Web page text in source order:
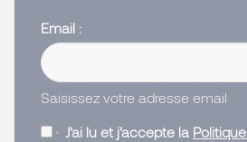
Email
Saisissez votre adresse email
J’ai lu et j’accepte la